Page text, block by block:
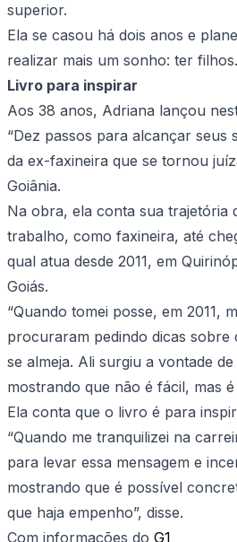
superior.
Ela se casou há dois anos e
realizar mais um sonho: ter filhos.
Livro para inspirar
Aos 38 anos, Adriana lançou
“Dez passos para alcançar seus
da ex-faxineira que se tornou
Goiânia.
Na obra, ela conta sua trajetória
trabalho, como faxineira, até
qual atua desde 2011, em
Goiás.
“Quando tomei posse, em 2011,
procuraram pedindo dicas sobre
se almeja. Ali surgiu a vontade
mostrando que não é fácil, mas é
Ela conta que o livro é para
“Quando me tranquilizei na
para levar essa mensagem e
mostrando que é possível
que haja empenho”, disse.
Com informações do G1